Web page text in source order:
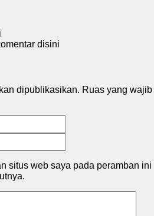
disini
dipublikasikan. Ruas yang wajib
situs web saya pada peramban ini